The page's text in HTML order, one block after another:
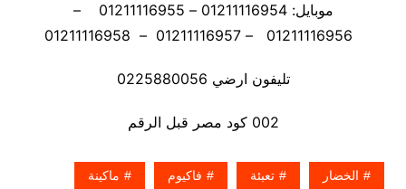
موبايل: 01211116954 – 01211116955 –
تليفون ارضي 0225880056
002 كود مصر قبل الرقم
الخضار تعبئة فاكيوم ماكينة